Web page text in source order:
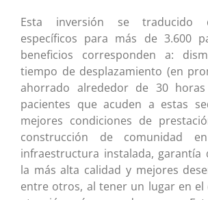
Esta inversión se traducido
específicos para más de 3.600
beneficios corresponden a:
tiempo de desplazamiento (en
ahorrado alrededor de 30
pacientes que acuden a estas
mejores condiciones de
construcción de comunidad
infraestructura instalada, garantía
la más alta calidad y mejores
entre otros, al tener un lugar en el